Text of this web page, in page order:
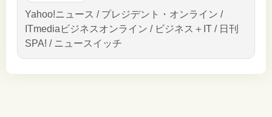
Yahoo!ニュース / プレジデント・オンライン /
ITmediaビジネスオンライン / ビジネス＋IT / 日刊
SPA! / ニュースイッチ